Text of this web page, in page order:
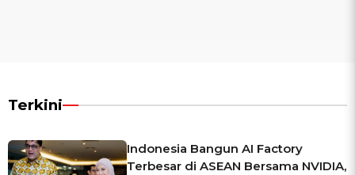
Terkini
Indonesia Bangun AI Factory
Terbesar di ASEAN Bersama NVIDIA,